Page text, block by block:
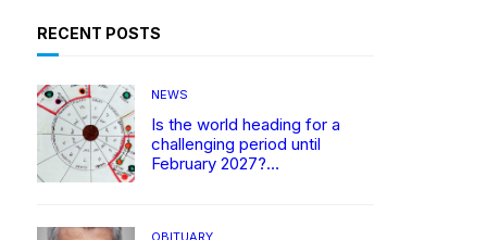
RECENT POSTS
NEWS
Is the world heading for a
challenging period until
February 2027?
OBITUARY